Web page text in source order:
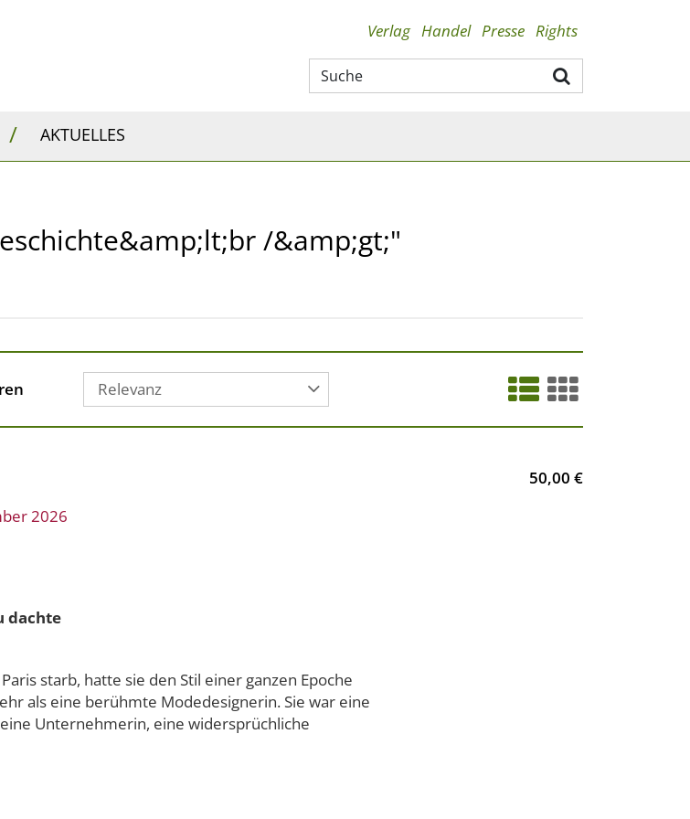
Verlag Handel Presse Rights
/ AKTUELLES
/&amp;gt;"
Relevanz
2026
dachte
starb, hatte sie den Stil einer ganzen Epoche
als eine berühmte Modedesignerin. Sie war eine
Unternehmerin, eine widersprüchliche
50,00 €